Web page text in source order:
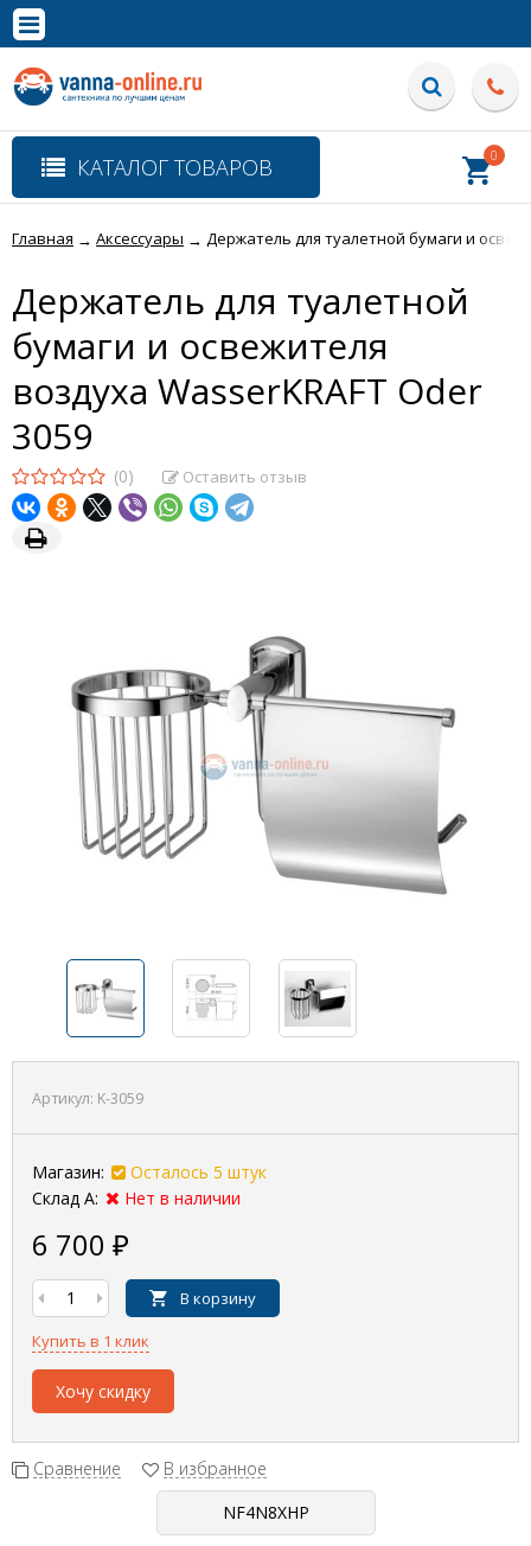
Полная версия сайта
КАТАЛОГ ТОВАРОВ 0
Главная → Аксессуары → Держатель для туалетной бумаги и
Держатель для туалетной
бумаги и освежителя
воздуха WasserKRAFT Oder
3059
(0) Оставить отзыв
Артикул: K-3059
Магазин:
Осталось 5 штук
Склад А:
Нет в наличии
6 700 ₽
В корзину
Купить в 1 клик
Хочу скидку
Сравнение В избранное